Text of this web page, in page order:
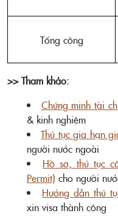
Tổng cộng
>> Tham khảo:
Chứng minh tài
& kinh nghiệm
Thủ tục gia hạn
người nước ngoài
Hồ sơ, thủ tục
Permit) cho người
Hướng dẫn thủ
xin visa thành công